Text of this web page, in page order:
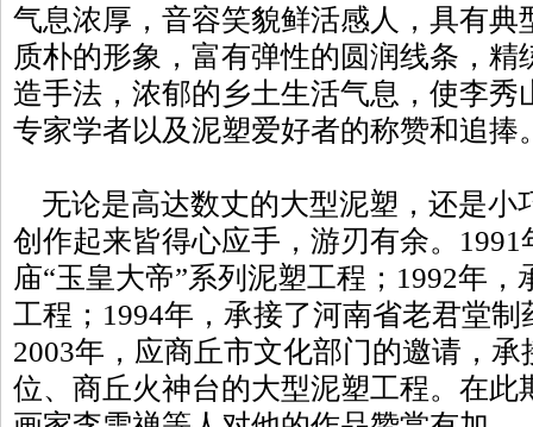
气息浓厚，音容笑貌鲜活感人，具有典
质朴的形象，富有弹性的圆润线条，
造手法，浓郁的乡土生活气息，使李秀
专家学者以及泥塑爱好者的称赞和追捧
无论是高达数丈的大型泥塑，还是小
创作起来皆得心应手，游刃有余。
庙“玉皇大帝”系列泥塑工程；1992年
工程；1994年，承接了河南省老君堂
2003年，应商丘市文化部门的邀请，
位、商丘火神台的大型泥塑工程。在此